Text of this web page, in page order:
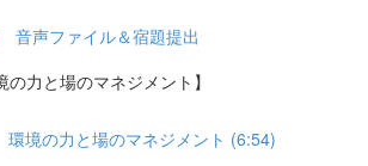
音声ファイル＆宿題提出
力と場のマネジメント】
境の力と場のマネジメント (6:54)